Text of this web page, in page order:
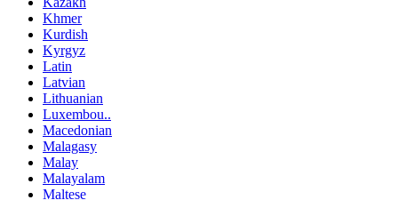
Khmer
Kurdish
Kyrgyz
Latin
Latvian
Lithuanian
Luxembou..
Macedonian
Malagasy
Malay
Malayalam
Maltese